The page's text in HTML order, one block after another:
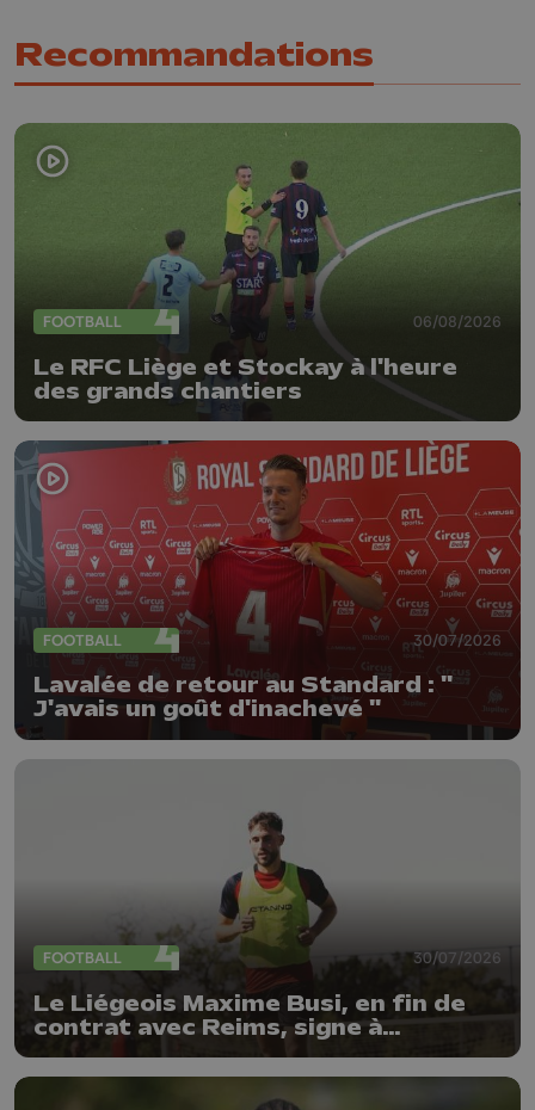
Recommandations
FOOTBALL 06/08/2026
Le RFC Liège et Stockay à l'heure
des grands chantiers
FOOTBALL 30/07/2026
Lavalée de retour au Standard : "
J'avais un goût d'inachevé "
FOOTBALL 30/07/2026
Le Liégeois Maxime Busi, en fin de
contrat avec Reims, signe à
l'Antwerp